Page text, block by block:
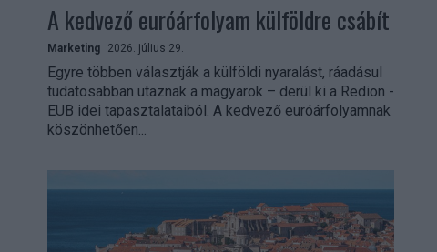
A kedvező euróárfolyam külföldre csábít
Marketing 2026. július 29.
Egyre többen választják a külföldi nyaralást, ráadásul
tudatosabban utaznak a magyarok – derül ki a Redion -
EUB idei tapasztalataiból. A kedvező euróárfolyamnak
köszönhetően...